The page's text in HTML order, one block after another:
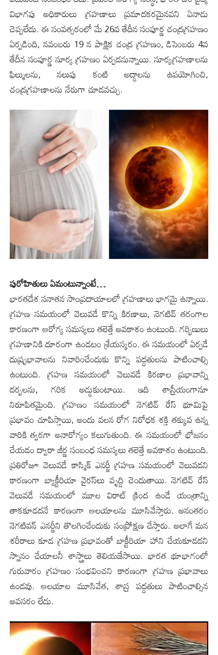
విభాగ‌పు అధికారులు గ్ర‌హ‌ణాలు ప్ర‌మాద‌క‌ర‌మైన‌వ‌ని ఏనాడు
చెప్ప‌లేదు. ఈ సంవ‌త్స‌రంలో మే 26వ తేదీన సంపూర్ణ చంద్ర‌గ్ర‌హ‌ణం
ఏర్ప‌డింది, న‌వంబ‌రు 19 న పాక్షిక చంద్ర గ్ర‌హ‌ణం, డిసెంబ‌రు 4వ
తేదీన సంపూర్ణ సూర్య గ్ర‌హ‌ణం ఏర్ప‌డనున్నాయి. సూర్య‌గ్ర‌హ‌ణాల‌ను
ఫిల్ముల‌ను, న‌లుపు కంటి అద్దాల‌ను ఉప‌యోగించి,
చంద్ర‌గ్ర‌హ‌ణాల‌ను నేరుగా చూడ‌వ‌చ్చు.
పురోహితులు ఏమంటున్నాంటే…
భార‌తదేశ స‌నాత‌న సాంప్ర‌దాయాల‌లో గ్ర‌హ‌ణాలు భాగ‌మై ఉన్నాయి.
గ్ర‌హ‌ణ స‌మ‌యంలో వెలువ‌డే కొన్ని కిర‌ణాలు, నెగ‌టివ్ త‌రంగాల
కార‌ణంగా ఆరోగ్య స‌మ‌స్య‌లు తలెత్తే అవ‌కాశం ఉంటుంది. గ‌ర్భిణులు
గ్ర‌హ‌ణానికి దూరంగా ఉండ‌టం శ్రేయ‌స్క‌రం. ఈ స‌మ‌యంలో ఏర్ప‌డే
దుష్ప్ర‌భావాల‌ను నివారించేందుకు కొన్ని ప‌ద్ద‌తులను పాటించాల్సి
ఉంటుంది. గ్ర‌హ‌ణ స‌మ‌యంలో వెలువ‌డే కిర‌ణాల ప్ర‌భావాన్ని
ద‌ర్బ‌ల‌ను, గ‌రిక అడ్డుకుంటాయి. ఇది శాస్ర్తీయంగానూ
నిరూపిత‌మైంది. గ్రహణం సమయంలో నెగటివ్ రేస్ భూమిపై
ప్రభావం చూపిస్తాయి, అందు వలన రోగ నిరోధక శక్తి తక్కువ ఉన్న
వారికి త్వరగా అనారోగ్యం క‌లుగుతుంది. ఈ స‌మ‌యంలో భోజ‌నం
చేయ‌డం ద్వారా జీర్ణ సంబంధ స‌మ‌స్య‌లు త‌లెత్తే అవ‌కాశం ఉంటుంది.
ప్ర‌తిరోజూ వెలువ‌డే కాస్మిక్ ఎన‌ర్జీ గ్ర‌హ‌ణ స‌మ‌యంలో వెలువ‌డ‌ని
కార‌ణంగా బ్యాక్టీరియా వైర‌స్‌లు వృద్ది చెందుతాయి. నెగటివ్ రేస్
వెలువ‌డే స‌మ‌యంలో మూల విరాట్ క్రింద ఉండే యంత్రాన్ని
తాక‌కూడ‌ద‌నే కార‌ణంగా ఆల‌యాల‌ను మూసివేస్తారు. అనంత‌రం
నెగ‌టివ‌న్ ఎన‌ర్జీని తొల‌గించేందుకు సంప్రోక్ష‌ణ చేస్తారు. అలాగే మన
శరీరాలు కూడ గ్రహణ ప్రభావంతో బాక్టీరియా హాని చేయకూడదని
స్నానం చేయాలనీ శాస్త్రాలు తెలియజేసాయి. భార‌త భూభాగంలో
గురువారం గ్ర‌హ‌ణం సంభ‌వించ‌ని కార‌ణంగా గ్ర‌హ‌ణ ప్ర‌భావాలు
ఉండ‌వు. ఆల‌యాల మూసివేత‌, శాస్ర్త ప‌ద్ద‌తులు పాటించాల్సిన
అవ‌స‌రం లేదు.